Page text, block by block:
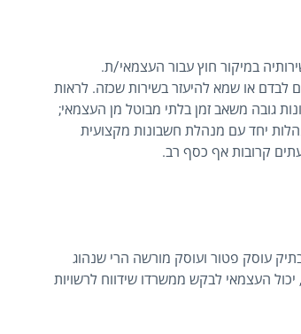
במיקור חוץ עבור העצמאי/ת.
לבדם או שמא להיעזר בשירות שכזה. לראות
גובה משאב זמן בלתי מבוטל מן העצמאי;
יחד עם מנהלת חשבונות מקצועית
קרובות אף כסף רב.
עוסק פטור ועוסק מורשה הרי שנהוג
העצמאי לבקש ממשרדו שידווח לרשויות